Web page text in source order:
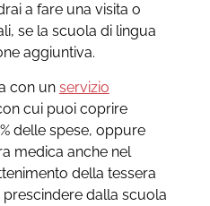
a fare una visita o
se la scuola di lingua
aggiuntiva.
con un servizio
cui puoi coprire
delle spese, oppure
medica anche nel
della tessera
dalla scuola